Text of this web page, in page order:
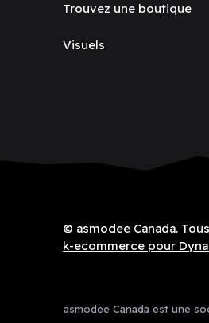
Trouvez une boutique
Visuels
© asmodee Canada.
k-ecommerce pour
asmodee Canada est une